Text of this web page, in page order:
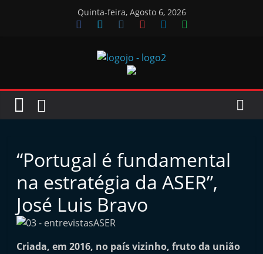
Quinta-feira, Agosto 6, 2026
Jornal
Oficinas
o
r
n
“Portugal é fundamental
na estratégia da ASER”,
José Luis Bravo
Criada, em 2016, no país vizinho, fruto da união